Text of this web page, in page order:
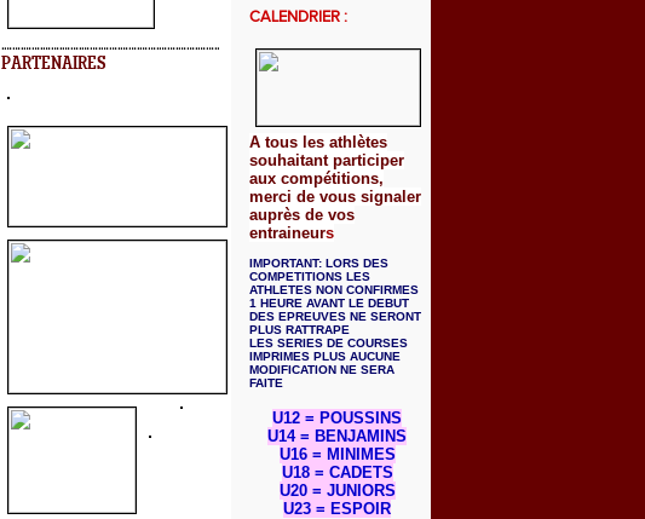
PARTENAIRES
CALENDRIER :
A tous les athlètes
souhaitant participer
aux compétitions,
merci de vous signaler
auprès de vos
entraineurs
IMPORTANT: LORS DES
COMPETITIONS LES
ATHLETES NON CONFIRMES
1 HEURE AVANT LE DEBUT
DES EPREUVES NE SERONT
PLUS RATTRAPE
LES SERIES DE COURSES
IMPRIMES PLUS AUCUNE
MODIFICATION NE SERA
FAITE
U12 = POUSSINS
U14 = BENJAMINS
U16 = MINIMES
U18 = CADETS
U20 = JUNIORS
U23 = ESPOIR